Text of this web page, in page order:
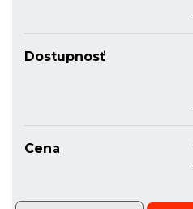
Dostupnosť
Cena